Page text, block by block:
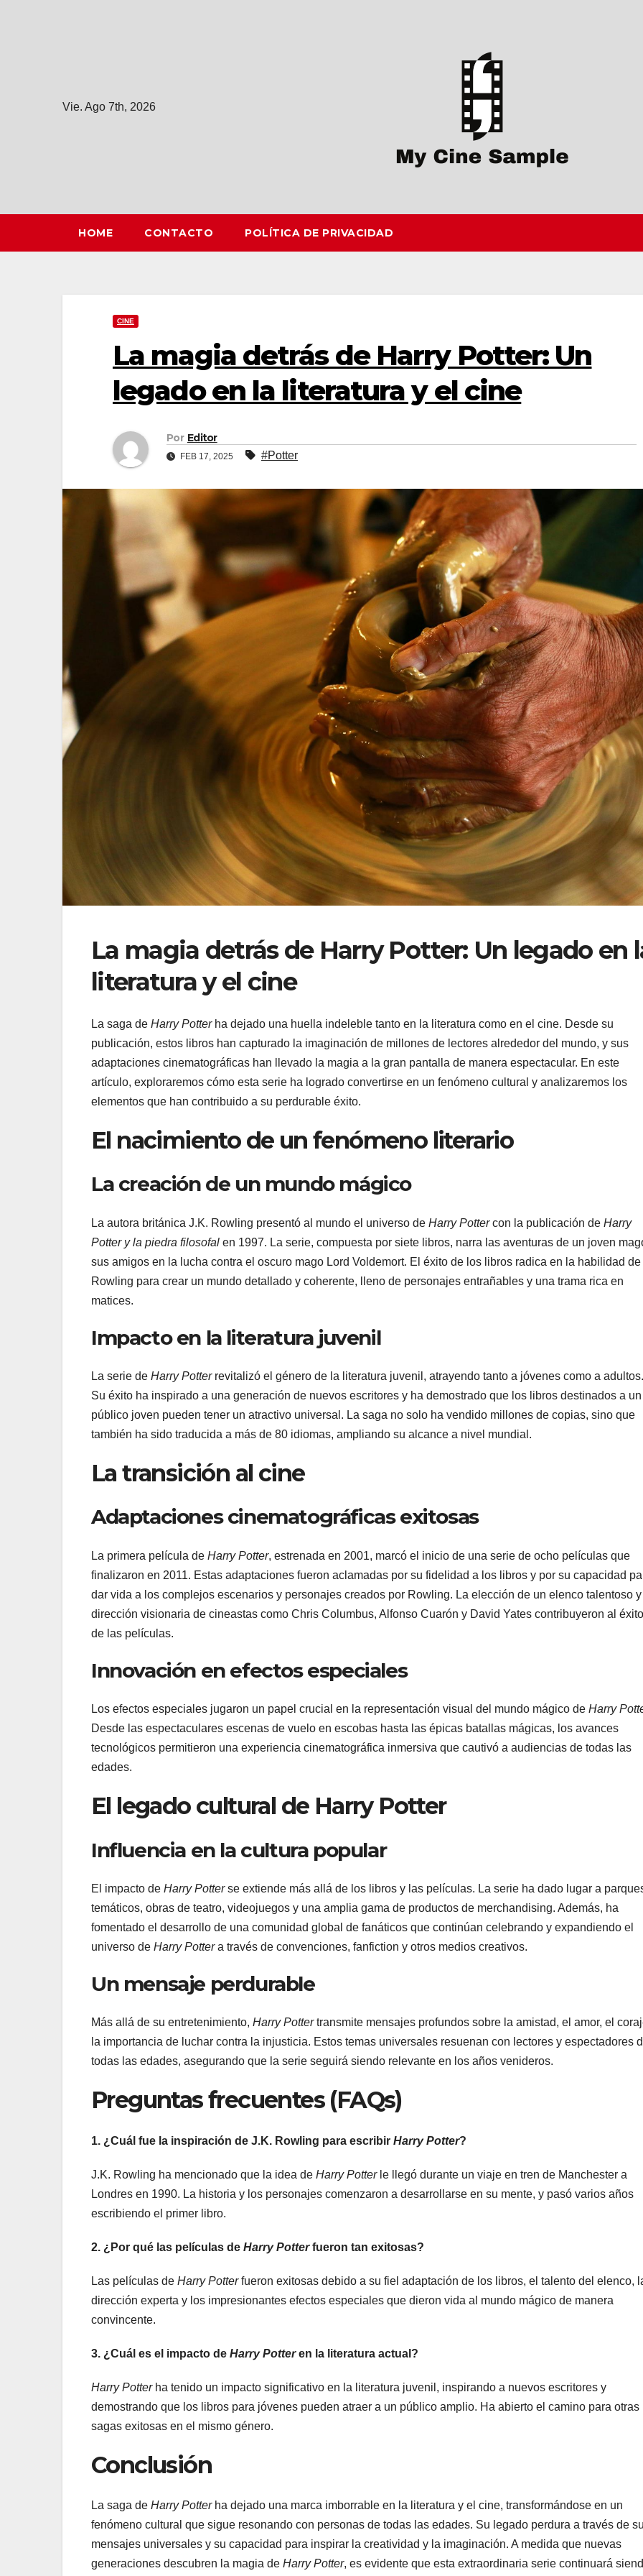
Vie. Ago 7th, 2026
HOME CONTACTO POLÍTICA DE PRIVACIDAD
CINE
La magia detrás de Harry Potter: Un
legado en la literatura y el cine
Por Editor
FEB 17, 2025 #Potter
La magia detrás de Harry Potter: Un legado en
literatura y el cine
La saga de Harry Potterha dejado una huella indeleble tanto en la literatura como en el cine. Desde su
publicación, estos libros han capturado la imaginación de millones de lectores alrededor del mundo, y sus
adaptaciones cinematográficas han llevado la magia a la gran pantalla de manera espectacular. En este
artículo, exploraremos cómo esta serie ha logrado convertirse en un fenómeno cultural y analizaremos los
elementos que han contribuido a su perdurable éxito.
El nacimiento de un fenómeno literario
La creación de un mundo mágico
La autora británica J.K. Rowling presentó al mundo el universo de Harry Pottercon la publicación de Harry
Potter y la piedra filosofal en 1997. La serie, compuesta por siete libros, narra las aventuras de un joven
sus amigos en la lucha contra el oscuro mago Lord Voldemort. El éxito de los libros radica en la habilidad de
Rowling para crear un mundo detallado y coherente, lleno de personajes entrañables y una trama rica en
matices.
Impacto en la literatura juvenil
La serie de Harry Potterrevitalizó el género de la literatura juvenil, atrayendo tanto a jóvenes como a adultos.
Su éxito ha inspirado a una generación de nuevos escritores y ha demostrado que los libros destinados a un
público joven pueden tener un atractivo universal. La saga no solo ha vendido millones de copias, sino que
también ha sido traducida a más de 80 idiomas, ampliando su alcance a nivel mundial.
La transición al cine
Adaptaciones cinematográficas exitosas
La primera película de Harry Potter, estrenada en 2001, marcó el inicio de una serie de ocho películas que
finalizaron en 2011. Estas adaptaciones fueron aclamadas por su fidelidad a los libros y por su capacidad
dar vida a los complejos escenarios y personajes creados por Rowling. La elección de un elenco talentoso y
dirección visionaria de cineastas como Chris Columbus, Alfonso Cuarón y David Yates contribuyeron al éxito
de las películas.
Innovación en efectos especiales
Los efectos especiales jugaron un papel crucial en la representación visual del mundo mágico de Harry
Desde las espectaculares escenas de vuelo en escobas hasta las épicas batallas mágicas, los avances
tecnológicos permitieron una experiencia cinematográfica inmersiva que cautivó a audiencias de todas las
edades.
El legado cultural de Harry Potter
Influencia en la cultura popular
El impacto de Harry Potterse extiende más allá de los libros y las películas. La serie ha dado lugar a
temáticos, obras de teatro, videojuegos y una amplia gama de productos de merchandising. Además, ha
fomentado el desarrollo de una comunidad global de fanáticos que continúan celebrando y expandiendo el
universo de Harry Pottera través de convenciones, fanfiction y otros medios creativos.
Un mensaje perdurable
Más allá de su entretenimiento, Harry Pottertransmite mensajes profundos sobre la amistad, el amor, el
la importancia de luchar contra la injusticia. Estos temas universales resuenan con lectores y espectadores
todas las edades, asegurando que la serie seguirá siendo relevante en los años venideros.
Preguntas frecuentes (FAQs)
1. ¿Cuál fue la inspiración de J.K. Rowling para escribir Harry Potter?
J.K. Rowling ha mencionado que la idea de Harry Potterle llegó durante un viaje en tren de Manchester a
Londres en 1990. La historia y los personajes comenzaron a desarrollarse en su mente, y pasó varios años
escribiendo el primer libro.
2. ¿Por qué las películas de Harry Potterfueron tan exitosas?
Las películas de Harry Potterfueron exitosas debido a su fiel adaptación de los libros, el talento del elenco,
dirección experta y los impresionantes efectos especiales que dieron vida al mundo mágico de manera
convincente.
3. ¿Cuál es el impacto de Harry Potteren la literatura actual?
Harry Potterha tenido un impacto significativo en la literatura juvenil, inspirando a nuevos escritores y
demostrando que los libros para jóvenes pueden atraer a un público amplio. Ha abierto el camino para otras
sagas exitosas en el mismo género.
Conclusión
La saga de Harry Potterha dejado una marca imborrable en la literatura y el cine, transformándose en un
fenómeno cultural que sigue resonando con personas de todas las edades. Su legado perdura a través de
mensajes universales y su capacidad para inspirar la creatividad y la imaginación. A medida que nuevas
generaciones descubren la magia de Harry Potter, es evidente que esta extraordinaria serie continuará